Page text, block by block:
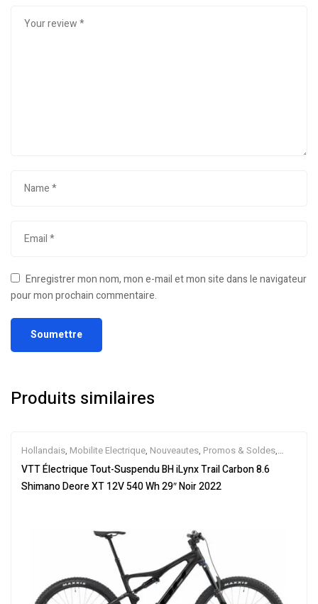
Enregistrer mon nom, mon e-mail et mon site dans le navigateur
pour mon prochain commentaire.
Produits similaires
Hollandais, Mobilite Electrique, Nouveautes, Promos & Soldes,
Tout-Suspendus ,Vélo électrique ville,Velos Electriques,VTT
Électriques
VTT Électrique Tout-Suspendu BH iLynx Trail Carbon 8.6
Shimano Deore XT 12V 540 Wh 29″ Noir 2022